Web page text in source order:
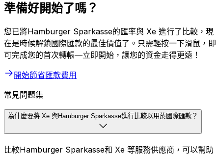
準備好開始了嗎？
您已將Hamburger Sparkasse的匯率與 Xe 進行了比較，現
在是時候解鎖國際匯款的最佳價值了。只需輕按一下滑鼠，即
可完成您的首次轉帳—立即開始，讓您的資金走得更遠！
開始節省匯款費用
常見問題集
為什麼要將 Xe 與Hamburger Sparkasse進行比較以用於國際匯款？
比較Hamburger Sparkasse和 Xe 等服務供應商，可以幫助